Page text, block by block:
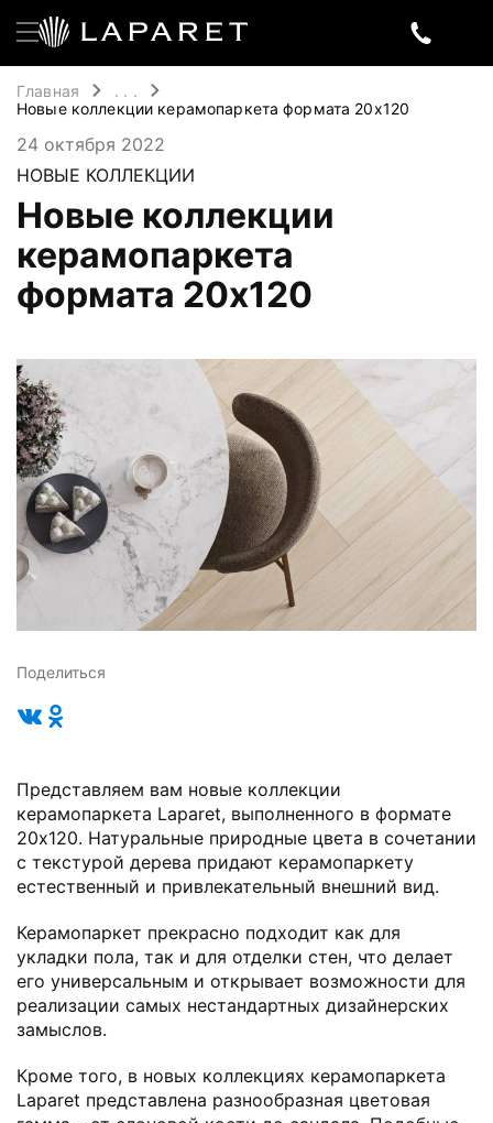
Главная
. . .
Новые коллекции керамопаркета формата 20x120
24 октября 2022
НОВЫЕ КОЛЛЕКЦИИ
Новые коллекции
керамопаркета
формата 20x120
Поделиться
Представляем вам новые коллекции
керамопаркета Laparet, выполненного в формате
20x120. Натуральные природные цвета в сочетании
с текстурой дерева придают керамопаркету
естественный и привлекательный внешний вид.
Керамопаркет прекрасно подходит как для
укладки пола, так и для отделки стен, что делает
его универсальным и открывает возможности для
реализации самых нестандартных дизайнерских
замыслов.
Кроме того, в новых коллекциях керамопаркета
Laparet представлена разнообразная цветовая